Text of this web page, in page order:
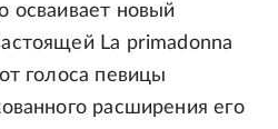
осваивает новый
La primadonna
голоса певицы
расширения его